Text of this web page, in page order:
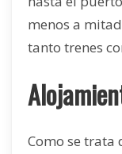
menos a
tanto trenes
Como se trata